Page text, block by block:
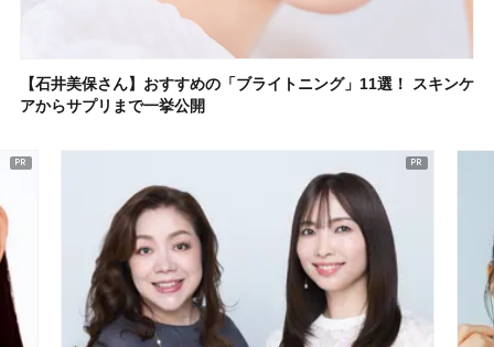
【石井美保さん】おすすめの「ブライトニング」11選！ スキンケ
アからサプリまで一挙公開